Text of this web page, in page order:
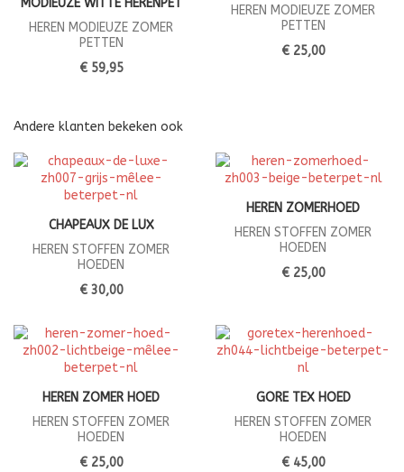
MODIEUZE WITTE HERENPET
HEREN MODIEUZE ZOMER
PETTEN
€ 59,95
HEREN MODIEUZE ZOMER
PETTEN
€ 25,00
Andere klanten bekeken ook
CHAPEAUX DE LUX
HEREN STOFFEN ZOMER
HOEDEN
€ 30,00
HEREN ZOMERHOED
HEREN STOFFEN ZOMER
HOEDEN
€ 25,00
HEREN ZOMER HOED
HEREN STOFFEN ZOMER
HOEDEN
€ 25,00
GORE TEX HOED
HEREN STOFFEN ZOMER
HOEDEN
€ 45,00